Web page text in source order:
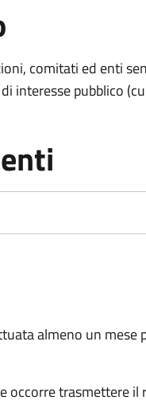
comitati ed enti
interesse pubblico
almeno un mese
occorre trasmettere